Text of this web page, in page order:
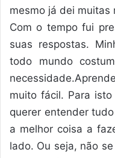
mesmo já dei muitas
Com o tempo fui
suas respostas.
todo mundo
muito fácil. Para
querer entender
a melhor coisa a
lado. Ou seja, não